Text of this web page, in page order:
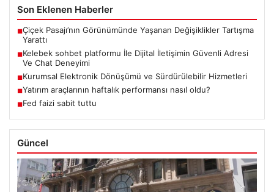
Son Eklenen Haberler
■Çiçek Pasajı’nın Görünümünde Yaşanan Değişiklikler Tartışma
Yarattı
■Kelebek sohbet platformu İle Dijital İletişimin Güvenli Adresi
Ve Chat Deneyimi
■Kurumsal Elektronik Dönüşümü ve Sürdürülebilir Hizmetleri
■Yatırım araçlarının haftalık performansı nasıl oldu?
■Fed faizi sabit tuttu
Güncel